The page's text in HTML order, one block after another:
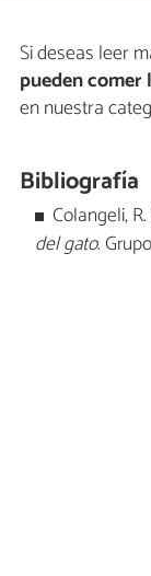
Si deseas leer
pueden comer
en nuestra
Bibliografía
Colangeli,
del gato.